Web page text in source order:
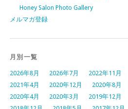
Honey Salon Photo Gallery
メルマガ登録
月別一覧
2026年8月 2026年7月 2022年11月
2021年4月
2020年12月 2020年8月
2020年4月
2020年3月 2019年12月